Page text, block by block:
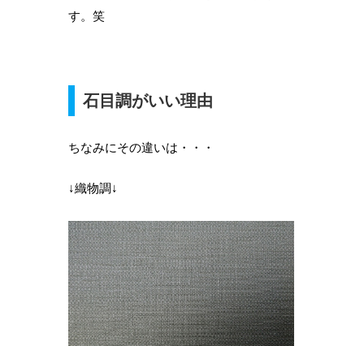
す。笑
石目調がいい理由
ちなみにその違いは・・・
↓織物調↓